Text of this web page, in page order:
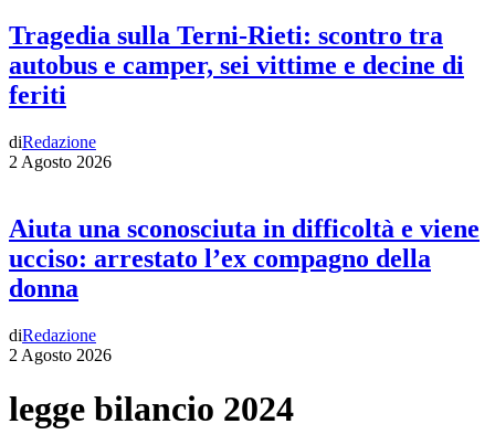
Tragedia sulla Terni-Rieti: scontro tra
autobus e camper, sei vittime e decine di
feriti
diRedazione
2 Agosto 2026
Aiuta una sconosciuta in difficoltà e viene
ucciso: arrestato l’ex compagno della
donna
diRedazione
2 Agosto 2026
legge bilancio 2024